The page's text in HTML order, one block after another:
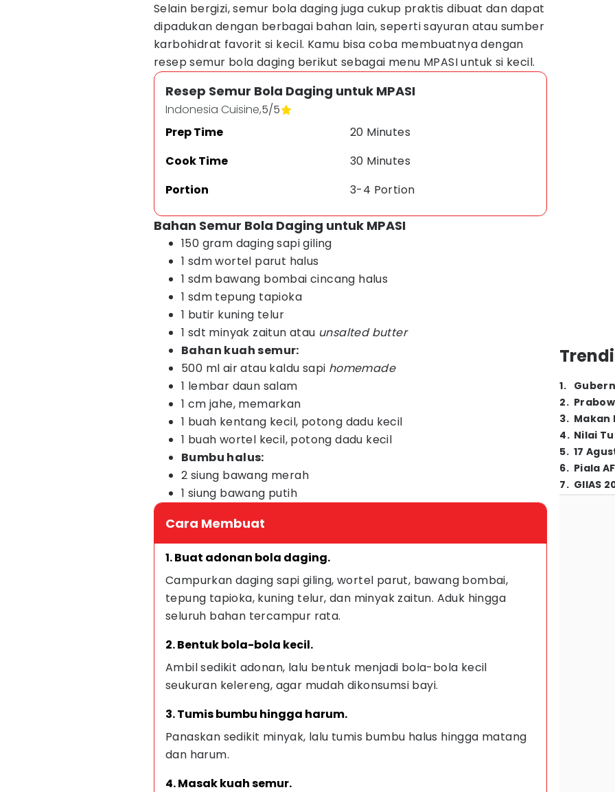
Selain bergizi, semur bola daging juga cukup praktis dibuat dan dapat
dipadukan dengan berbagai bahan lain, seperti sayuran atau sumber
karbohidrat favorit si kecil. Kamu bisa coba membuatnya dengan
resep semur bola daging berikut sebagai menu MPASI untuk si kecil.
Resep Semur Bola Daging untuk MPASI
Indonesia Cuisine,5/5
Prep Time
20 Minutes
Cook Time
30 Minutes
Portion
3-4 Portion
Bahan Semur Bola Daging untuk MPASI
150 gram daging sapi giling
1 sdm wortel parut halus
1 sdm bawang bombai cincang halus
1 sdm tepung tapioka
1 butir kuning telur
1 sdt minyak zaitun atau unsalted butter
Bahan kuah semur:
500 ml air atau kaldu sapi homemade
1 lembar daun salam
1 cm jahe, memarkan
1 buah kentang kecil, potong dadu kecil
1 buah wortel kecil, potong dadu kecil
Bumbu halus:
2 siung bawang merah
1 siung bawang putih
Cara Membuat
1. Buat adonan bola daging.
Campurkan daging sapi giling, wortel parut, bawang bombai,
tepung tapioka, kuning telur, dan minyak zaitun. Aduk hingga
seluruh bahan tercampur rata.
2. Bentuk bola-bola kecil.
Ambil sedikit adonan, lalu bentuk menjadi bola-bola kecil
seukuran kelereng, agar mudah dikonsumsi bayi.
3. Tumis bumbu hingga harum.
Panaskan sedikit minyak, lalu tumis bumbu halus hingga matang
dan harum.
4. Masak kuah semur.
1.
2.
3. Makan
4. Nilai
5. 17
6. Piala
7. GIIAS